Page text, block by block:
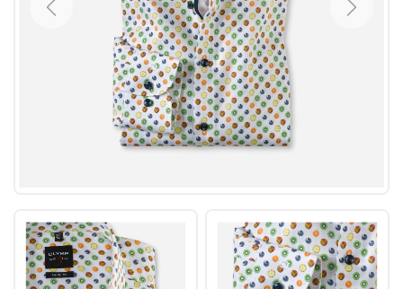
Previous Next